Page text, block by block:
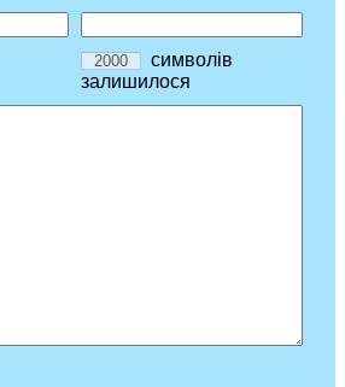
символів
залишилося